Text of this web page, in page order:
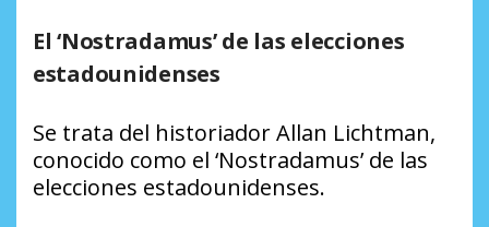
El ‘Nostradamus’ de las elecciones
estadounidenses
Se trata del historiador Allan Lichtman,
conocido como el ‘Nostradamus’ de las
elecciones estadounidenses.